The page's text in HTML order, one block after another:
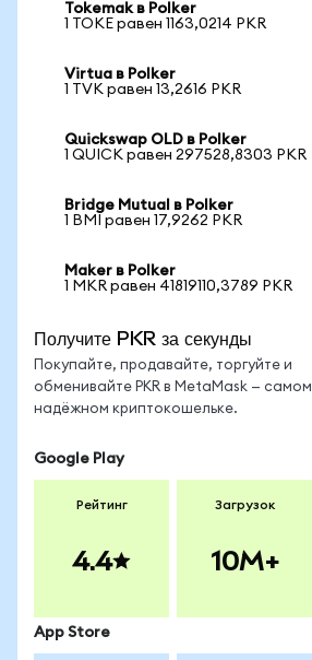
Tokemak в Polker
1 TOKE равен 1163,0214 PKR
Virtua в Polker
1 TVK равен 13,2616 PKR
Quickswap OLD в Polker
1 QUICK равен 297528,8303 PKR
Bridge Mutual в Polker
1 BMI равен 17,9262 PKR
Maker в Polker
1 MKR равен 41819110,3789 PKR
Получите PKR за секунды
Покупайте, продавайте, торгуйте и
обменивайте PKR в MetaMask — самом
надёжном криптокошельке.
Google Play
Рейтинг
4.4
Загрузок
10M+
App Store